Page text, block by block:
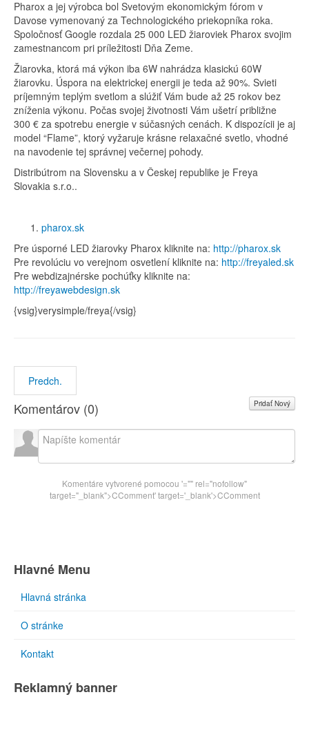
Pharox a jej výrobca bol Svetovým ekonomickým fórom v
Davose vymenovaný za Technologického priekopníka roka.
Spoločnosť Google rozdala 25 000 LED žiaroviek Pharox svojim
zamestnancom pri príležitosti Dňa Zeme.
Žiarovka, ktorá má výkon iba 6W nahrádza klasickú 60W
žiarovku. Úspora na elektrickej energii je teda až 90%. Svieti
príjemným teplým svetlom a slúžiť Vám bude až 25 rokov bez
zníženia výkonu. Počas svojej životnosti Vám ušetrí približne
300 € za spotrebu energie v súčasných cenách. K dispozícii je aj
model “Flame”, ktorý vyžaruje krásne relaxačné svetlo, vhodné
na navodenie tej správnej večernej pohody.
Distribútrom na Slovensku a v Českej republike je Freya
Slovakia s.r.o..
pharox.sk
Pre úsporné LED žiarovky Pharox kliknite na: http://pharox.sk
Pre revolúciu vo verejnom osvetlení kliknite na: http://freyaled.sk
Pre webdizajnérske pochúťky kliknite na:
http://freyawebdesign.sk
{vsig}verysimple/freya{/vsig}
Predch.
Komentárov (0) Pridať Nový
Komentáre vytvorené pomocou '="" rel="nofollow"
target="_blank">CComment' target='_blank'>CComment
Hlavné Menu
Hlavná stránka
O stránke
Kontakt
Reklamný banner